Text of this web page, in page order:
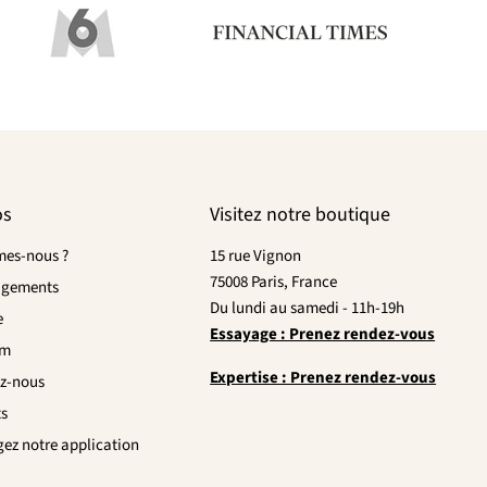
nous ?
nous
notre application
Visitez notre boutique
15 rue Vignon
75008 Paris, France
Du lundi au samedi - 11h-19h
Essayage : Prenez rendez-vous
Expertise : Prenez rendez-vous